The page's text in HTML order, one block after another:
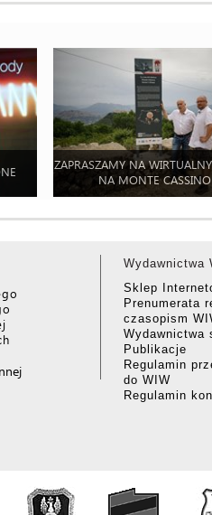
ZAPRASZAMY NA
NA MONTE CASSINO
Wydawnictwa
Sklep
Prenumerata
czasopism
Wydawnictwa
Publikacje
Regulamin
do WIW
Regulamin